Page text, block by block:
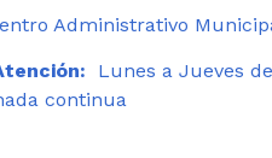
Administrativo
Lunes a Jueves
continua